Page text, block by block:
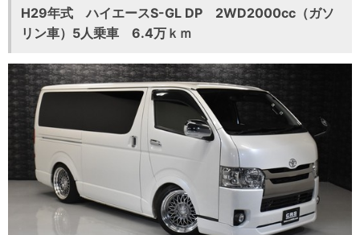
H29年式 ハイエースS-GL DP 2WD2000cc（ガソ
リン車）5人乗車 6.4万ｋｍ